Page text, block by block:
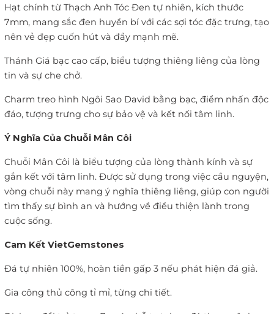
Hạt chính từ Thạch Anh Tóc Đen tự nhiên, kích thước
7mm, mang sắc đen huyền bí với các sợi tóc đặc trưng, tạo
nên vẻ đẹp cuốn hút và đầy mạnh mẽ.
Thánh Giá bạc cao cấp, biểu tượng thiêng liêng của lòng
tin và sự che chở.
Charm treo hình Ngôi Sao David bằng bạc, điểm nhấn độc
đáo, tượng trưng cho sự bảo vệ và kết nối tâm linh.
Ý Nghĩa Của Chuỗi Mân Côi
Chuỗi Mân Côi là biểu tượng của lòng thành kính và sự
gắn kết với tâm linh. Được sử dụng trong việc cầu nguyện,
vòng chuỗi này mang ý nghĩa thiêng liêng, giúp con người
tìm thấy sự bình an và hướng về điều thiện lành trong
cuộc sống.
Cam Kết VietGemstones
Đá tự nhiên 100%, hoàn tiền gấp 3 nếu phát hiện đá giả.
Gia công thủ công tỉ mỉ, từng chi tiết.